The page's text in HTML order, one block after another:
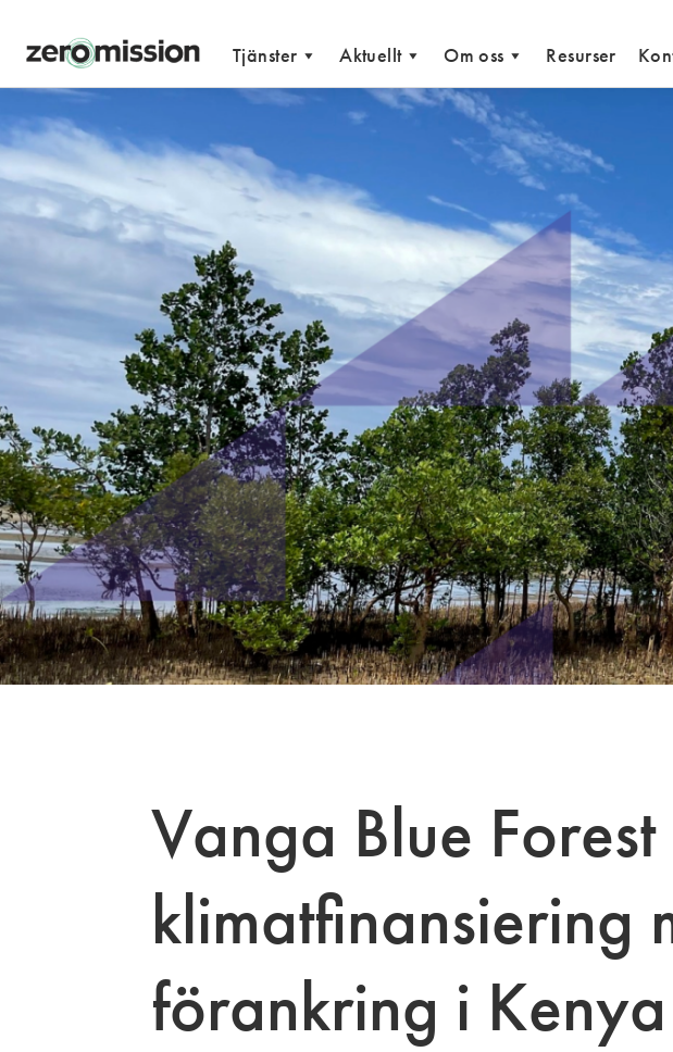
Zeromission Tjänster Aktuellt Om oss Resurser
Vanga Blue
klimatfinansiering
förankring i Kenya